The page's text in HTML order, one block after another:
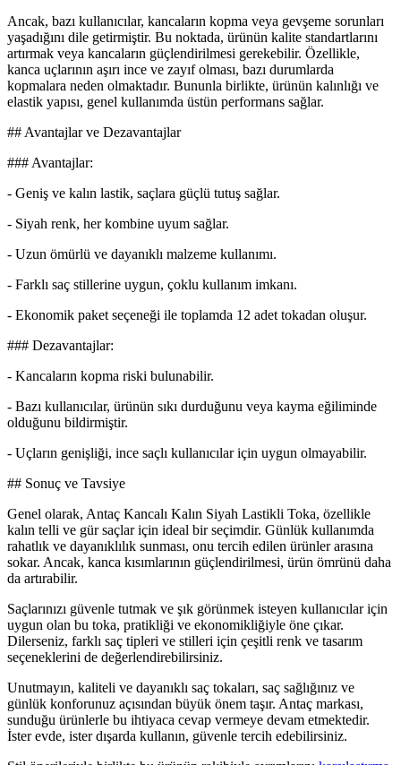
Ancak, bazı kullanıcılar, kancaların kopma veya gevşeme sorunları
yaşadığını dile getirmiştir. Bu noktada, ürünün kalite standartlarını
artırmak veya kancaların güçlendirilmesi gerekebilir. Özellikle,
kanca uçlarının aşırı ince ve zayıf olması, bazı durumlarda
kopmalara neden olmaktadır. Bununla birlikte, ürünün kalınlığı ve
elastik yapısı, genel kullanımda üstün performans sağlar.
## Avantajlar ve Dezavantajlar
### Avantajlar:
- Geniş ve kalın lastik, saçlara güçlü tutuş sağlar.
- Siyah renk, her kombine uyum sağlar.
- Uzun ömürlü ve dayanıklı malzeme kullanımı.
- Farklı saç stillerine uygun, çoklu kullanım imkanı.
- Ekonomik paket seçeneği ile toplamda 12 adet tokadan oluşur.
### Dezavantajlar:
- Kancaların kopma riski bulunabilir.
- Bazı kullanıcılar, ürünün sıkı durduğunu veya kayma eğiliminde
olduğunu bildirmiştir.
- Uçların genişliği, ince saçlı kullanıcılar için uygun olmayabilir.
## Sonuç ve Tavsiye
Genel olarak, Antaç Kancalı Kalın Siyah Lastikli Toka, özellikle
kalın telli ve gür saçlar için ideal bir seçimdir. Günlük kullanımda
rahatlık ve dayanıklılık sunması, onu tercih edilen ürünler arasına
sokar. Ancak, kanca kısımlarının güçlendirilmesi, ürün ömrünü daha
da artırabilir.
Saçlarınızı güvenle tutmak ve şık görünmek isteyen kullanıcılar için
uygun olan bu toka, pratikliği ve ekonomikliğiyle öne çıkar.
Dilerseniz, farklı saç tipleri ve stilleri için çeşitli renk ve tasarım
seçeneklerini de değerlendirebilirsiniz.
Unutmayın, kaliteli ve dayanıklı saç tokaları, saç sağlığınız ve
günlük konforunuz açısından büyük önem taşır. Antaç markası,
sunduğu ürünlerle bu ihtiyaca cevap vermeye devam etmektedir.
İster evde, ister dışarda kullanın, güvenle tercih edebilirsiniz.